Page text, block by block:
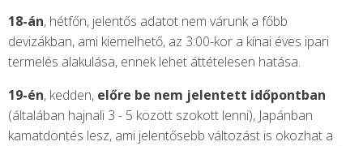
18-án, hétfőn, jelentős adatot nem várunk a főbb
devizákban, ami kiemelhető, az 3:00-kor a kínai éves ipari
termelés alakulása, ennek lehet áttételesen hatása.
19-én, kedden, előre be nem jelentett időpontban
(általában hajnali 3 - 5 között szokott lenni), Japánban
kamatdöntés lesz, ami jelentősebb változást is okozhat a